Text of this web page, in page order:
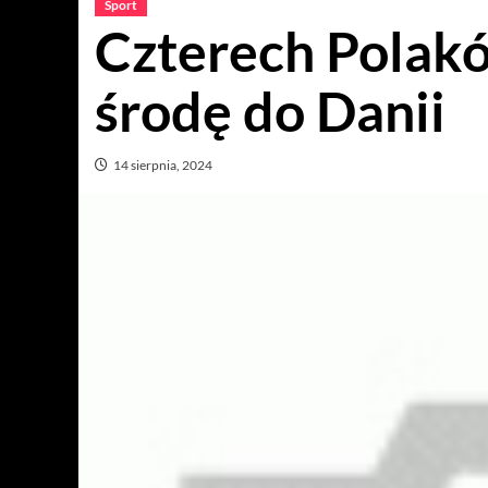
Sport
Czterech
środę do Danii
14 sierpnia, 2024